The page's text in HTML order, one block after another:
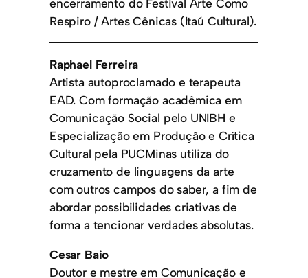
encerramento do Festival Arte Como
Respiro / Artes Cênicas (Itaú Cultural).
Raphael Ferreira
Artista autoproclamado e terapeuta
EAD. Com formação acadêmica em
Comunicação Social pelo UNIBH e
Especialização em Produção e Crítica
Cultural pela PUCMinas utiliza do
cruzamento de linguagens da arte
com outros campos do saber, a fim de
abordar possibilidades criativas de
forma a tencionar verdades absolutas.
Cesar Baio
Doutor e mestre em Comunicação e